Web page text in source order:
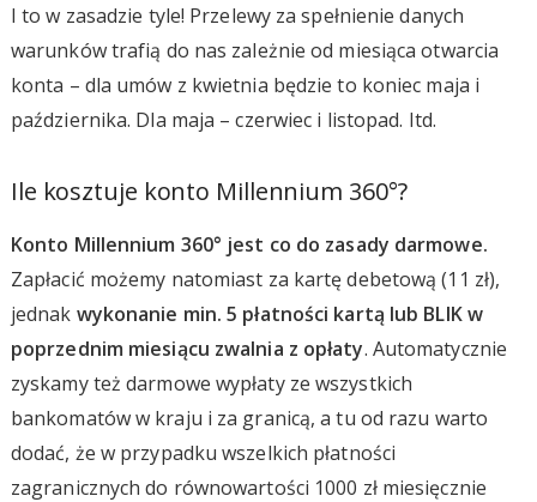
I to w zasadzie tyle! Przelewy za spełnienie danych
warunków trafią do nas zależnie od miesiąca otwarcia
konta – dla umów z kwietnia będzie to koniec maja i
października. Dla maja – czerwiec i listopad. Itd.
Ile kosztuje konto Millennium 360°?
Konto Millennium 360° jest co do zasady darmowe.
Zapłacić możemy natomiast za kartę debetową (11 zł),
jednak wykonanie min. 5 płatności kartą lub BLIK w
poprzednim miesiącu zwalnia z opłaty. Automatycznie
zyskamy też darmowe wypłaty ze wszystkich
bankomatów w kraju i za granicą, a tu od razu warto
dodać, że w przypadku wszelkich płatności
zagranicznych do równowartości 1000 zł miesięcznie